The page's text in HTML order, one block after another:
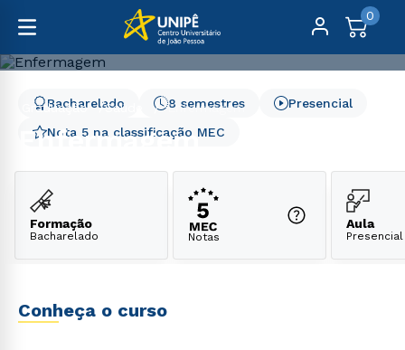
0
Graduação Saúde Enfermagem
Enfermagem
Nota 5 na classificação MEC
8 semestres
Bacharelado Presencial
Formação
Bacharelado Notas
Aula
Presencial
Conheça o curso